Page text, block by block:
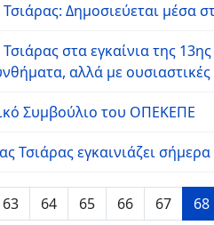
Δημοσιεύεται μέσα
στα εγκαίνια της
αλλά με
Συμβούλιο του ΟΠΕΚΕΠΕ
Τσιάρας εγκαινιάζει
63 64 65 66 67 68